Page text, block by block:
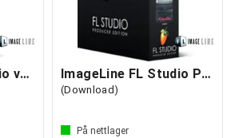
ImageLine FL Studio v20+ ImageLine FL Studio Producer v20+
(Download)
På nettlager